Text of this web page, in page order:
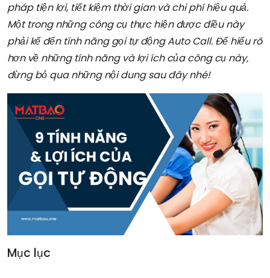
pháp tiện lợi, tiết kiệm thời gian và chi phí hiệu quả.
Một trong những công cụ thực hiện được điều này
phải kể đến tính năng gọi tự động Auto Call. Để hiểu rõ
hơn về những tính năng và lợi ích của công cụ này,
đừng bỏ qua những nội dung sau đây nhé!
Mục lục